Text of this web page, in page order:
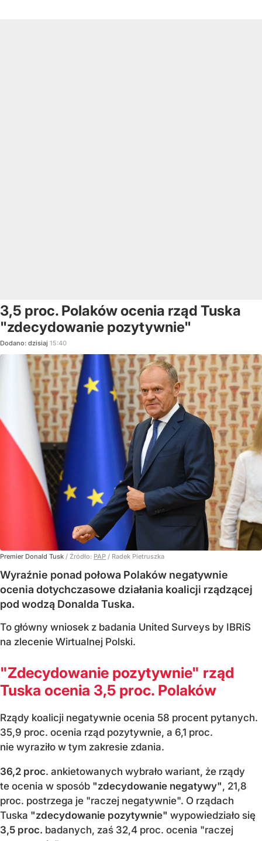
3,5 proc. Polaków ocenia rząd Tuska
"zdecydowanie pozytywnie"
Dodano: dzisiaj 15:40
Premier Donald Tusk / Źródło: PAP / Radek Pietruszka
Wyraźnie ponad połowa Polaków negatywnie
ocenia dotychczasowe działania koalicji rządzącej
pod wodzą Donalda Tuska.
To główny wniosek z badania United Surveys by IBRiS
na zlecenie Wirtualnej Polski.
"Zdecydowanie pozytywnie" rząd
Tuska ocenia 3,5 proc. Polaków
Rządy koalicji negatywnie ocenia 58 procent pytanych.
35,9 proc. ocenia rząd pozytywnie, a 6,1 proc.
nie wyraziło w tym zakresie zdania.
36,2 proc. ankietowanych wybrało wariant, że rządy
te ocenia w sposób "zdecydowanie negatywy", 21,8
proc. postrzega je "raczej negatywnie". O rządach
Tuska "zdecydowanie pozytywnie" wypowiedziało się
3,5 proc. badanych, zaś 32,4 proc. ocenia "raczej